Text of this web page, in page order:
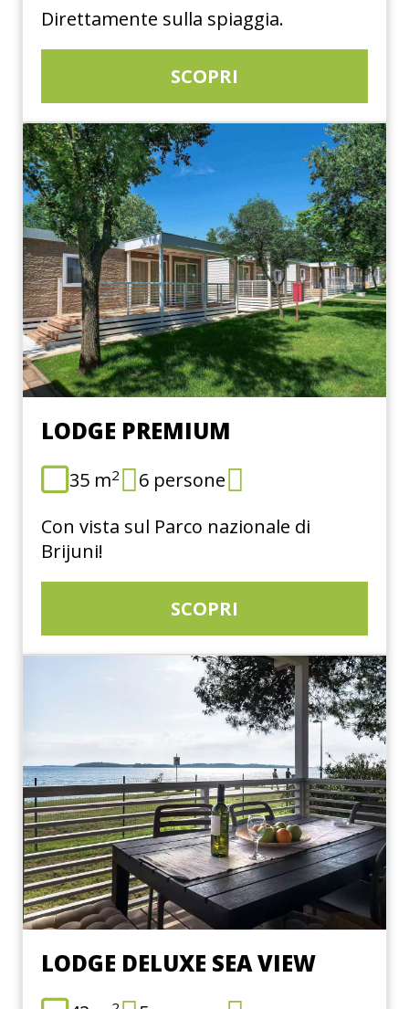
Direttamente sulla spiaggia.
SCOPRI
LODGE PREMIUM
35 m2
6 persone
Con vista sul Parco nazionale di
Brijuni!
SCOPRI
LODGE DELUXE SEA VIEW